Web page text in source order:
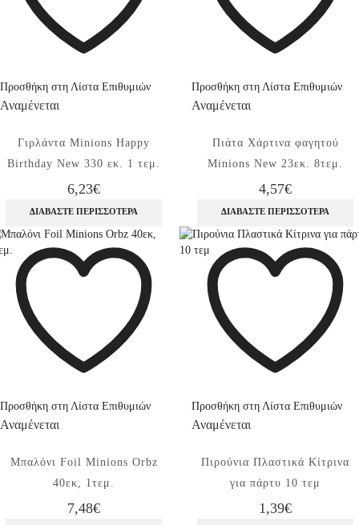
Προσθήκη στη Λίστα Επιθυμιών
Αναμένεται
Γιρλάντα Minions Happy
Birthday New 330 εκ. 1 τεμ.
6,23€
ΔΙΑΒΆΣΤΕ ΠΕΡΙΣΣΌΤΕΡΑ
Προσθήκη στη Λίστα Επιθυμιών
Αναμένεται
Πιάτα Xάρτινα φαγητού
Minions New 23εκ. 8τεμ.
4,57€
ΔΙΑΒΆΣΤΕ ΠΕΡΙΣΣΌΤΕΡΑ
Προσθήκη στη Λίστα Επιθυμιών
Αναμένεται
Μπαλόνι Foil Minions Orbz
40εκ, 1τεμ.
7,48€
Προσθήκη στη Λίστα Επιθυμιών
Αναμένεται
Πιρούνια Πλαστικά Κίτρινα
για πάρτυ 10 τεμ
1,39€